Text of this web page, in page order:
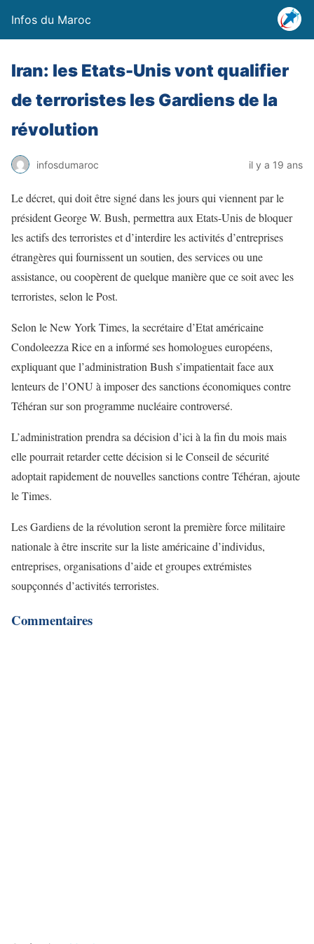
Infos du Maroc
Iran: les Etats-Unis vont qualifier
de terroristes les Gardiens de la
révolution
infosdumaroc il y a 19 ans
Le décret, qui doit être signé dans les jours qui viennent par le
président George W. Bush, permettra aux Etats-Unis de bloquer
les actifs des terroristes et d’interdire les activités d’entreprises
étrangères qui fournissent un soutien, des services ou une
assistance, ou coopèrent de quelque manière que ce soit avec les
terroristes, selon le Post.
Selon le New York Times, la secrétaire d’Etat américaine
Condoleezza Rice en a informé ses homologues européens,
expliquant que l’administration Bush s’impatientait face aux
lenteurs de l’ONU à imposer des sanctions économiques contre
Téhéran sur son programme nucléaire controversé.
L’administration prendra sa décision d’ici à la fin du mois mais
elle pourrait retarder cette décision si le Conseil de sécurité
adoptait rapidement de nouvelles sanctions contre Téhéran, ajoute
le Times.
Les Gardiens de la révolution seront la première force militaire
nationale à être inscrite sur la liste américaine d’individus,
entreprises, organisations d’aide et groupes extrémistes
soupçonnés d’activités terroristes.
Commentaires